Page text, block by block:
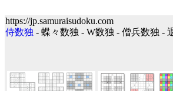
https://jp.samuraisudoku.com
侍数独 - 蝶々数独 - W数独 - 僧兵数独 -